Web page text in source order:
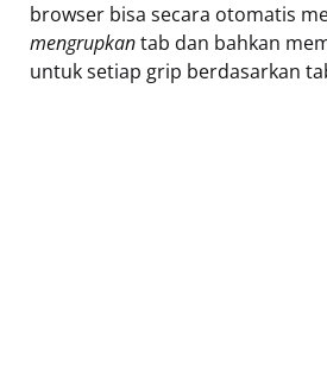
browser bisa secara otomatis
mengrupkantab dan bahkan
untuk setiap grip berdasarkan